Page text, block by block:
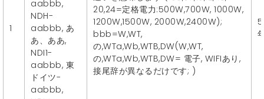
1
aabbb,
NDH-
aabbb, あ
あ、ああ,
NDI1-
aabbb, 東
ドイツ-
aabbb,
20,24=定格電力:500W,700W, 1000W,
1200W,1500W, 2000W,2400W);
bbb=W,WT,
の,WTa,Wb,WTB,DW(W,WT,
の,WTa,Wb,WTB,DW= 電子, WIFIあり,
接尾辞が異なるだけです; )
5